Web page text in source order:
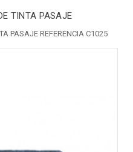
TINTA PASAJE
PASAJE REFERENCIA C1025